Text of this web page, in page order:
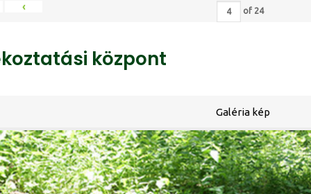
‹ of 24
központ
Galéria kép